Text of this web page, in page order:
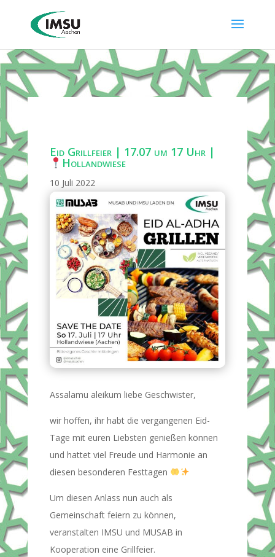
Eid Grillfeier | 17.07 um 17 Uhr |
Hollandwiese
10 Juli 2022
Assalamu aleikum liebe Geschwister,
wir hoffen, ihr habt die vergangenen Eid-
Tage mit euren Liebsten genießen können
und hattet viel Freude und Harmonie an
diesen besonderen Festtagen
Um diesen Anlass nun auch als
Gemeinschaft feiern zu können,
veranstalten IMSU und MUSAB in
Kooperation eine Grillfeier.